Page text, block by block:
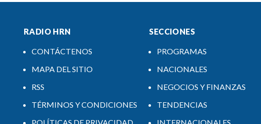
RADIO HRN
CONTÁCTENOS
MAPA DEL SITIO
RSS
TÉRMINOS Y CONDICIONES
SECCIONES
PROGRAMAS
NACIONALES
NEGOCIOS Y FINANZAS
TENDENCIAS